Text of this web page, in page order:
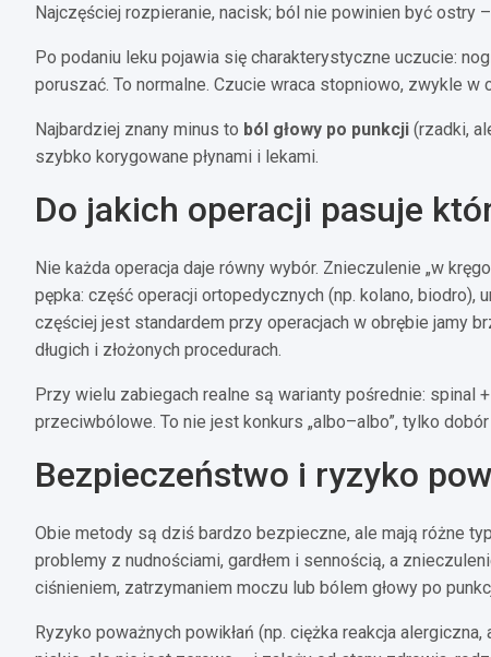
Najczęściej rozpieranie, nacisk; ból nie powinien być ostry
Po podaniu leku pojawia się charakterystyczne uczucie:
poruszać. To normalne. Czucie wraca stopniowo, zwykle
Najbardziej znany minus to ból głowy po punkcji (rzadki,
szybko korygowane płynami i lekami.
Do jakich operacji pasuje
Nie każda operacja daje równy wybór. Znieczulenie „w
pępka: część operacji ortopedycznych (np. kolano,
częściej jest standardem przy operacjach w obrębie jamy
długich i złożonych procedurach.
Przy wielu zabiegach realne są warianty pośrednie: spinal
przeciwbólowe. To nie jest konkurs „albo–albo”, tylko
Bezpieczeństwo i ryzyko
Obie metody są dziś bardzo bezpieczne, ale mają różne
problemy z nudnościami, gardłem i sennością, a
ciśnieniem, zatrzymaniem moczu lub bólem głowy po
Ryzyko poważnych powikłań (np. ciężka reakcja